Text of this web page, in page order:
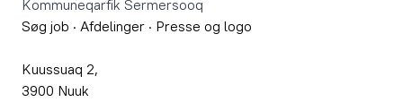
Kommuneqarfik Sermersooq
Søg job · Afdelinger · Presse og logo
Kuussuaq 2,
3900 Nuuk